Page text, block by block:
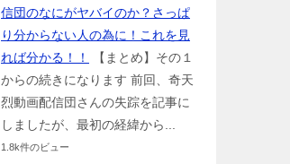
信団のなにがヤバイのか？さっぱ
り分からない人の為に！これを見
れば分かる！！
【まとめ】その１
からの続きになります 前回、奇天
烈動画配信団さんの失踪を記事に
しましたが、最初の経緯から...
1.8k件のビュー